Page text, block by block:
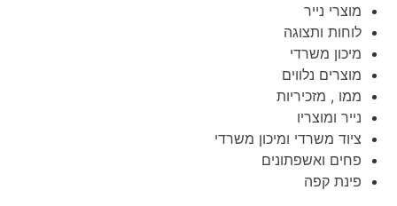
מוצרי נייר
לוחות ותצוגה
מיכון משרדי
מוצרים נלווים
ממו , מזכיריות
נייר ומוצריו
ציוד משרדי ומיכון משרדי
פחים ואשפתונים
פינת קפה